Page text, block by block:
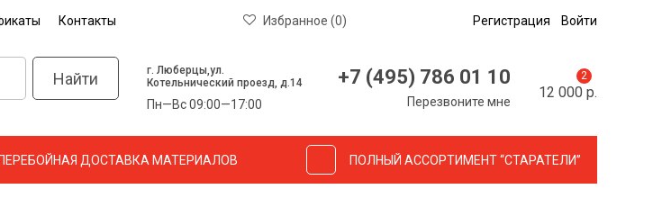
Контакты Избранное (0) Регистрация Войти
Найти
г. Люберцы,ул.
Котельнический проезд, д.14
Пн—Вс 09:00—17:00
+7 (495) 786 01 10
Перезвоните мне
2
12 000 р.
ДОСТАВКА МАТЕРИАЛОВ ПОЛНЫЙ АССОРТИМЕНТ “СТАРАТЕЛИ”